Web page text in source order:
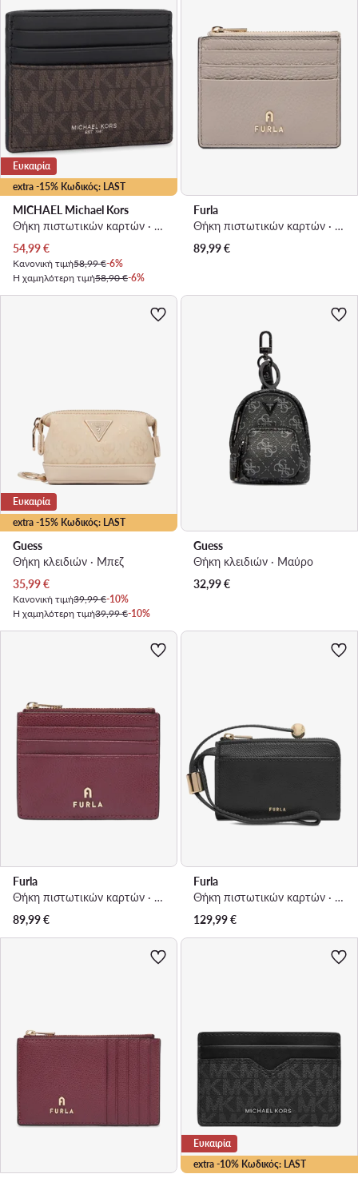
extra -15% Κωδικός: LAST
Ευκαιρία
MICHAEL Michael Kors
Θήκη πιστωτικών καρτών · Μαύρο
Τρέχουσα τιμή
54,99€
Κανονική τιμή58,99 €-6%
Η χαμηλότερη τιμή58,90 €-6%
Furla
Θήκη πιστωτικών καρτών · Σκούρο μπεζ
89,99€
extra -15% Κωδικός: LAST
Ευκαιρία
Guess
Θήκη κλειδιών · Μπεζ
Τρέχουσα τιμή
35,99€
Κανονική τιμή39,99 €-10%
Η χαμηλότερη τιμή39,99 €-10%
Guess
Θήκη κλειδιών · Μαύρο
32,99€
Furla
Θήκη πιστωτικών καρτών · Κόκκινο
89,99€
Furla
Θήκη πιστωτικών καρτών · Μαύρο
129,99€
extra -10% Κωδικός: LAST
Ευκαιρία